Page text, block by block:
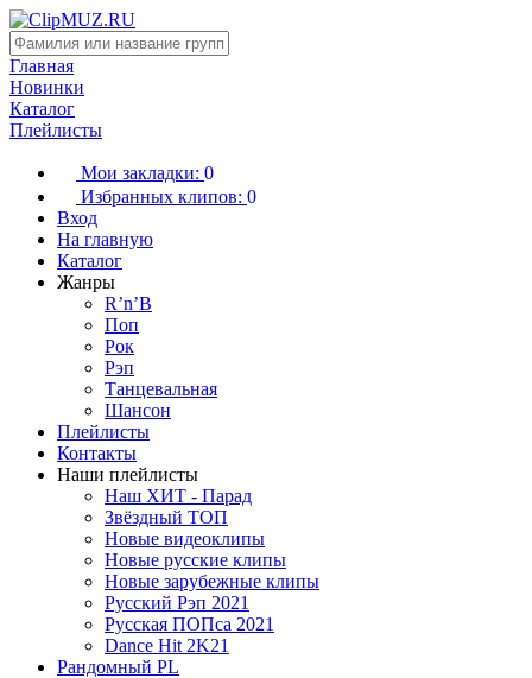
Главная
Новинки
Каталог
Плейлисты
Мои закладки: 0
Избранных клипов: 0
Вход
На главную
Каталог
Жанры
R’n’B
Поп
Рок
Рэп
Танцевальная
Шансон
Плейлисты
Контакты
Наши плейлисты
Наш ХИТ - Парад
Звёздный ТОП
Новые видеоклипы
Новые русские клипы
Новые зарубежные клипы
Русский Рэп 2021
Русская ПОПса 2021
Dance Hit 2K21
Рандомный PL